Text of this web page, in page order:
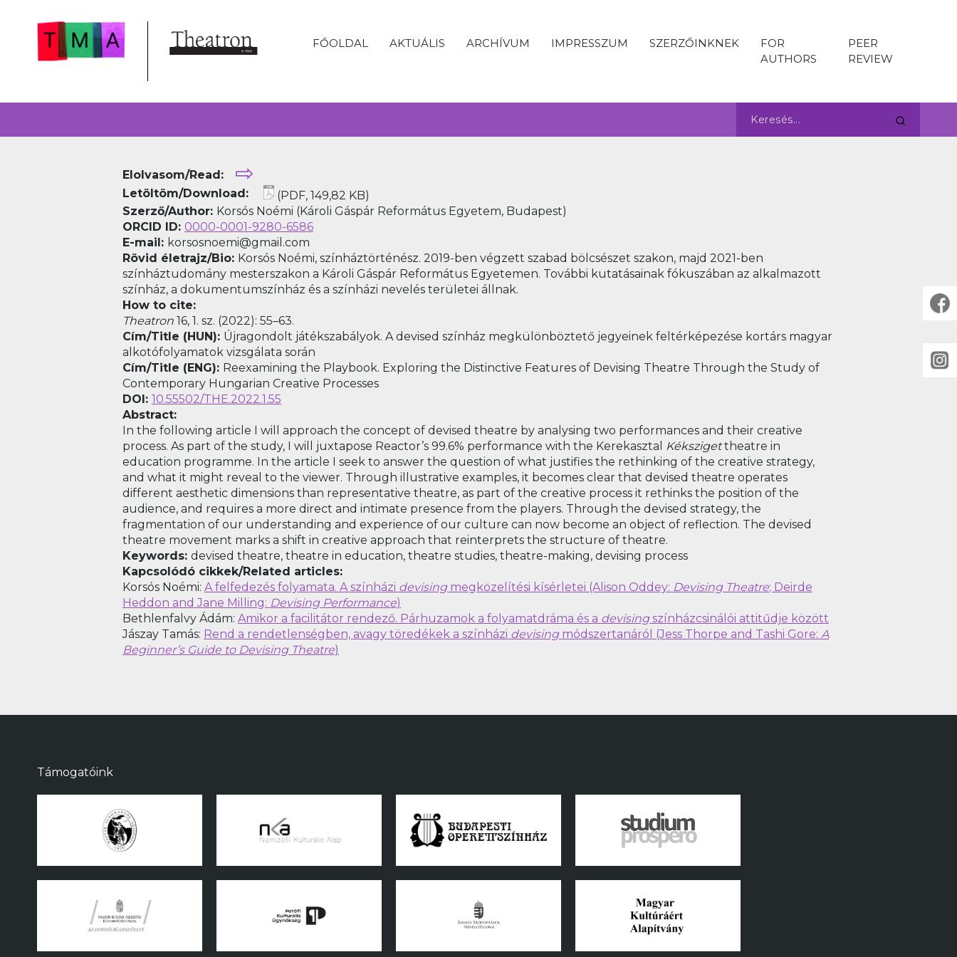
FŐOLDAL AKTUÁLIS ARCHÍVUM IMPRESSZUM SZERZŐINKNEK
FOR
AUTHORS
PEER
REVIEW
Elolvasom/Read: ⇨
Letöltöm/Download:
(PDF, 149,82 KB)
Szerző/Author: Korsós Noémi (Károli Gáspár Református Egyetem, Budapest)
ORCID ID: 0000-0001-9280-6586
E-mail: korsosnoemi@gmail.com
Rövid életrajz/Bio: Korsós Noémi, színháztörténész. 2019-ben végzett szabad bölcsészet szakon, majd 2021-ben
színháztudomány mesterszakon a Károli Gáspár Református Egyetemen. További kutatásainak fókuszában az alkalmazott
színház, a dokumentumszínház és a színházi nevelés területei állnak.
How to cite:
Theatron 16, 1. sz. (2022): 55–63.
Cím/Title (HUN): Újragondolt játékszabályok. A devised színház megkülönböztető jegyeinek feltérképezése kortárs magyar
alkotófolyamatok vizsgálata során
Cím/Title (ENG): Reexamining the Playbook. Exploring the Distinctive Features of Devising Theatre Through the Study of
Contemporary Hungarian Creative Processes
DOI: 10.55502/THE.2022.1.55
Abstract:
In the following article I will approach the concept of devised theatre by analysing two performances and their creative
process. As part of the study, I will juxtapose Reactor’s 99.6% performance with the Kerekasztal
Kékszigettheatre in
education programme. In the article I seek to answer the question of what justifies the rethinking of the creative strategy,
and what it might reveal to the viewer. Through illustrative examples, it becomes clear that devised theatre operates
different aesthetic dimensions than representative theatre, as part of the creative process it rethinks the position of the
audience, and requires a more direct and intimate presence from the players. Through the devised strategy, the
fragmentation of our understanding and experience of our culture can now become an object of reflection. The devised
theatre movement marks a shift in creative approach that reinterprets the structure of theatre.
Keywords: devised theatre, theatre in education, theatre studies, theatre-making, devising process
Kapcsolódó cikkek/Related articles:
Korsós Noémi: A felfedezés folyamata. A színházi devisingmegközelítési kísérletei (Alison Oddey: Devising Theatre; Deirde
Heddon and Jane Milling: Devising Performance)
Bethlenfalvy Ádám: Amikor a facilitátor rendező. Párhuzamok a folyamatdráma és a devisingszínházcsinálói attitűdje között
Jászay Tamás: Rend a rendetlenségben, avagy töredékek a színházi devisingmódszertanáról (Jess Thorpe and Tashi Gore: A
Beginner’s Guide to Devising Theatre)
Támogatóink